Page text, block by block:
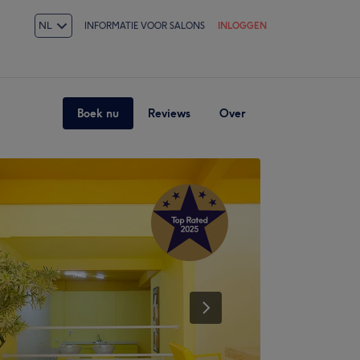
NL INFORMATIE VOOR SALONS INLOGGEN
Boek nu Reviews Over